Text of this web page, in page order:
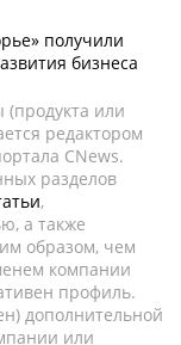
получили
бизнеса
или
редактором
CNews.
разделов
,
а также
образом, чем
компании
профиль.
дополнительной
или